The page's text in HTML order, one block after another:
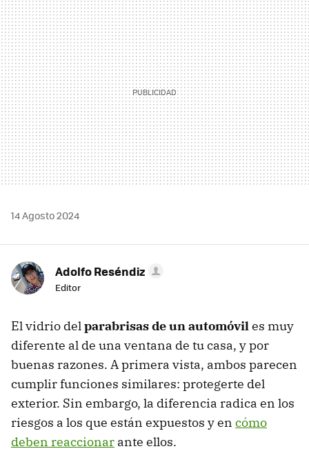
MAIL
14 Agosto 2024
Adolfo Reséndiz
Editor
El vidrio delparabrisas de un automóviles muy
diferente al de una ventana de tu casa, y por
buenas razones. A primera vista, ambos parecen
cumplir funciones similares: protegerte del
exterior. Sin embargo, la diferencia radica en los
riesgos a los que están expuestos y en cómo
deben reaccionar ante ellos.